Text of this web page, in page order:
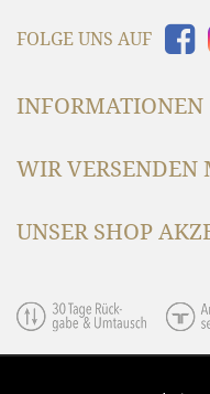
FOLGE UNS AUF
INFORMATIONEN
WIR VERSENDEN
UNSER SHOP